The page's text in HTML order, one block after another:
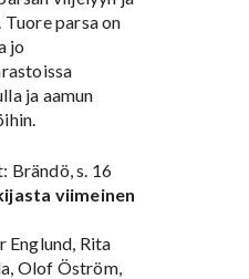
parsa on
jo
ja aamun
Brändö, s. 16
viimeinen
Englund, Rita
Olof Öström,